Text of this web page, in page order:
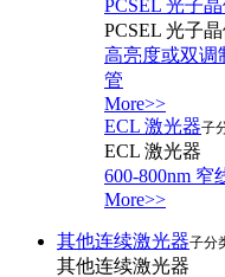
PCSEL 光子
PCSEL 光子
高亮度或双调
管
More>>
ECL 激光器子
ECL 激光器
600-800nm 窄
More>>
其他连续激光器子分
其他连续激光器